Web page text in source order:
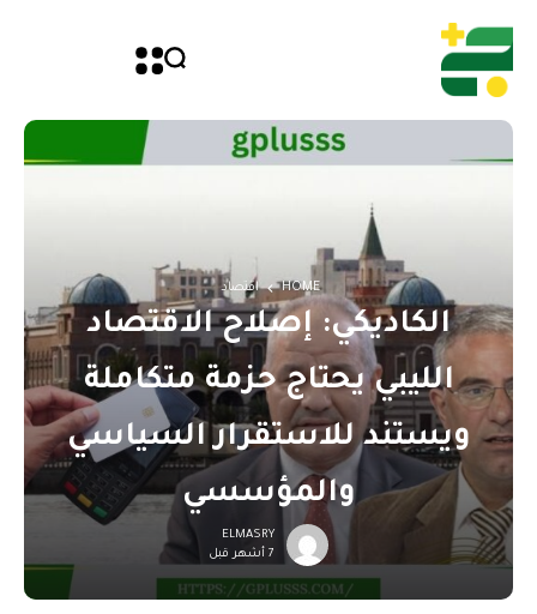
HOME اقتصاد
الكاديكي: إصلاح الاقتصاد
الليبي يحتاج حزمة متكاملة
ويستند للاستقرار السياسي
والمؤسسي
ELMASRY
7 أشهر قبل